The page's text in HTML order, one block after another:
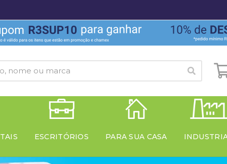
ESCRITÓRIOS PARA SUA CASA